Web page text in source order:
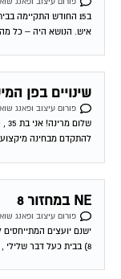
איש. הנושא היה – כל
שינויים בפן
פורום עיצוב ופאנג
להתקדם מבחינה מיקצועית
NE במחזור 8
פורום עיצוב ופאנג שואי
8) בבית כעל דבר שלילי , היכול להידמות כעל "מקל בגלגלים" , והמתקשר...